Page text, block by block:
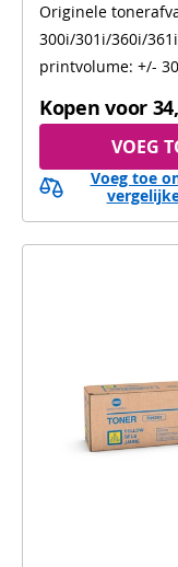
Originele
300i/301i/360i/
printvolume: +/-
Kopen voor
VOEG
Voeg toe